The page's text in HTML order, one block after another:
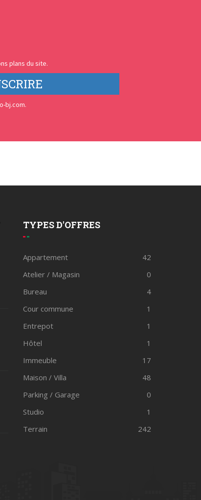
plans du site.
bj.com.
TYPES D'OFFRES
Appartement
42
Atelier / Magasin
0
Bureau
4
Cour commune
1
Entrepot
1
Hôtel
1
Immeuble
17
Maison / Villa
48
Parking / Garage
0
Studio
1
Terrain
242